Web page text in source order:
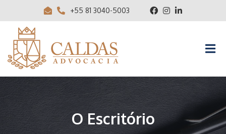
+55 81 3040-5003
O Escritório